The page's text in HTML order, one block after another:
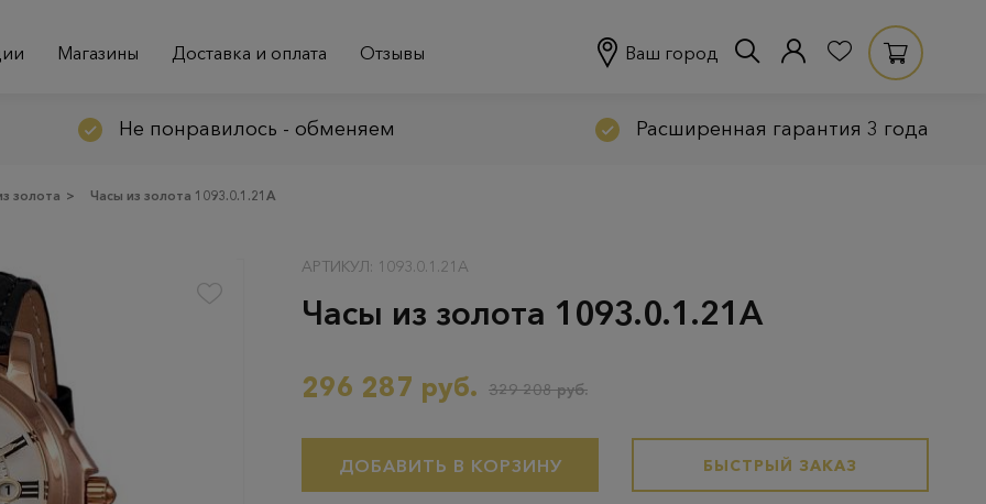
Магазины Доставка и оплата Отзывы Ваш город
Не понравилось - обменяем Расширенная гарантия 3 года
золота > Часы из золота 1093.0.1.21A
АРТИКУЛ: 1093.0.1.21A
Часы из золота 1093.0.1.21A
296 287 руб. 329 208 руб.
ДОБАВИТЬ В КОРЗИНУ БЫСТРЫЙ ЗАКАЗ